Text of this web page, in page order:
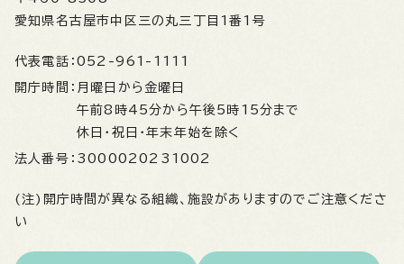
愛知県名古屋市中区三の丸三丁目1番1号
代表電話： 052-961-1111
開庁時間： 月曜日から金曜日
午前8時45分から午後5時15分まで
休日・祝日・年末年始を除く
法人番号： 3000020231002
(注)開庁時間が異なる組織、施設がありますのでご注意くださ
い